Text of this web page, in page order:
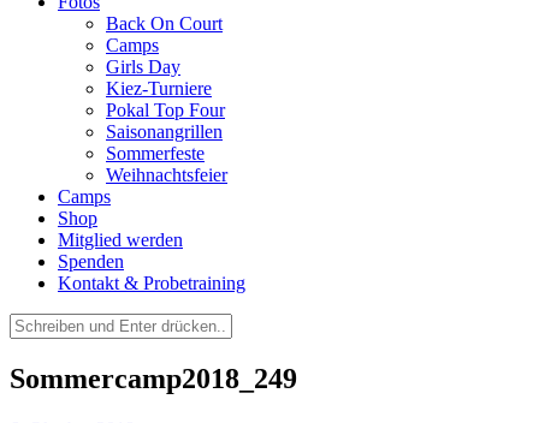
Back On Court
Camps
Girls Day
Kiez-Turniere
Pokal Top Four
Saisonangrillen
Sommerfeste
Weihnachtsfeier
Camps
Shop
Mitglied werden
Spenden
Kontakt & Probetraining
Suchen
nach:
Sommercamp2018_249